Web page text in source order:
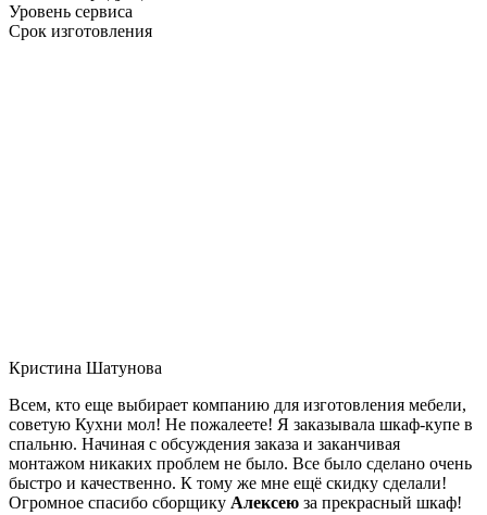
Уровень сервиса
Срок изготовления
Кристина Шатунова
Всем, кто еще выбирает компанию для изготовления мебели,
советую Кухни мол! Не пожалеете! Я заказывала шкаф-купе в
спальню. Начиная с обсуждения заказа и заканчивая
монтажом никаких проблем не было. Все было сделано очень
быстро и качественно. К тому же мне ещё скидку сделали!
Огромное спасибо сборщику Алексею за прекрасный шкаф!